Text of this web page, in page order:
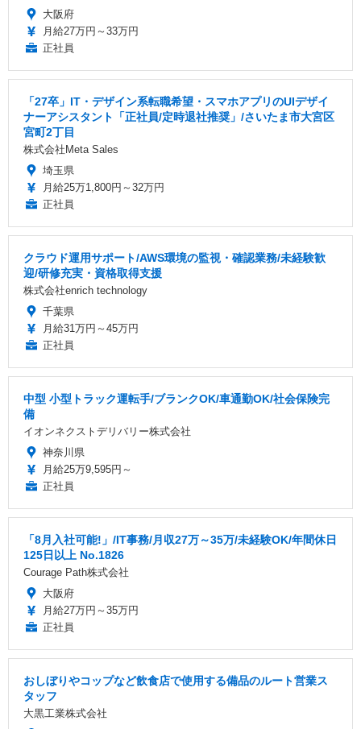
大阪府
月給27万円～33万円
正社員
「27卒」IT・デザイン系転職希望・スマホアプリのUIデザイ
ナーアシスタント「正社員/定時退社推奨」/さいたま市大宮区
宮町2丁目
株式会社Meta Sales
埼玉県
月給25万1,800円～32万円
正社員
クラウド運用サポート/AWS環境の監視・確認業務/未経験歓
迎/研修充実・資格取得支援
株式会社enrich technology
千葉県
月給31万円～45万円
正社員
中型 小型トラック運転手/ブランクOK/車通勤OK/社会保険完
備
イオンネクストデリバリー株式会社
神奈川県
月給25万9,595円～
正社員
「8月入社可能!」/IT事務/月収27万～35万/未経験OK/年間休日
125日以上 No.1826
Courage Path株式会社
大阪府
月給27万円～35万円
正社員
おしぼりやコップなど飲食店で使用する備品のルート営業ス
タッフ
大黒工業株式会社